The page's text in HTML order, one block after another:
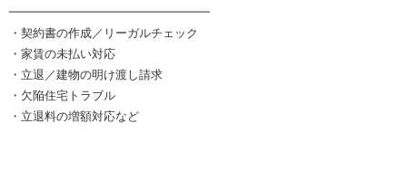
━━━━━━━━━━━━━━━━━
・契約書の作成／リーガルチェック
・家賃の未払い対応
・立退／建物の明け渡し請求
・欠陥住宅トラブル
・立退料の増額対応など